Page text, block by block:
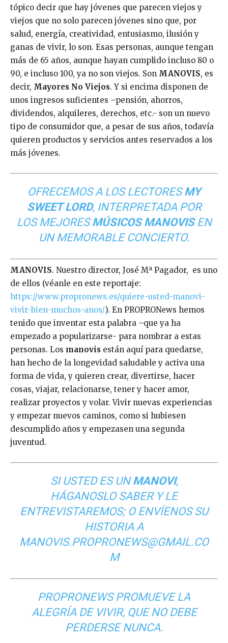
tópico decir que hay jóvenes que parecen viejos y
viejos que no solo parecen jóvenes sino que, por
salud, energía, creatividad, entusiasmo, ilusión y
ganas de vivir, lo son. Esas personas, aunque tengan
más de 65 años, aunque hayan cumplido incluso 80 o
90, e incluso 100, ya no son viejos. Son MANOVIS, es
decir, Mayores No Viejos. Y si encima disponen de
unos ingresos suficientes –pensión, ahorros,
dividendos, alquileres, derechos, etc.- son un nuevo
tipo de consumidor que, a pesar de sus años, todavía
quieren productos y servicios antes reservados a los
más jóvenes.
OFRECEMOS A LOS LECTORESMY
SWEET LORD, INTERPRETADA POR
LOS MEJORESMÚSICOS MANOVISEN
UN MEMORABLE CONCIERTO.
MANOVIS. Nuestro director, José Mª Pagador, es uno
de ellos (véanle en este reportaje:
https://www.propronews.es/quiere-usted-manovi-
vivir-bien-muchos-anos/). En PROPRONews hemos
tenido que inventar esta palabra –que ya ha
empezado a popularizarse- para nombrar a estas
personas. Los manovis están aquí para quedarse,
han hecho de la longevidad saludable y activa una
forma de vida, y quieren crear, divertirse, hacer
cosas, viajar, relacionarse, tener y hacer amor,
realizar proyectos y volar. Vivir nuevas experiencias
y empezar nuevos caminos, como si hubiesen
descumplido años y empezasen una segunda
juventud.
SI USTED ES UNMANOVI,
HÁGANOSLO SABER Y LE
ENTREVISTAREMOS; O ENVÍENOS SU
HISTORIA A
MANOVIS.PROPRONEWS@GMAIL.CO
M
PROPRONEWS PROMUEVE LA
ALEGRÍA DE VIVIR, QUE NO DEBE
PERDERSE NUNCA.